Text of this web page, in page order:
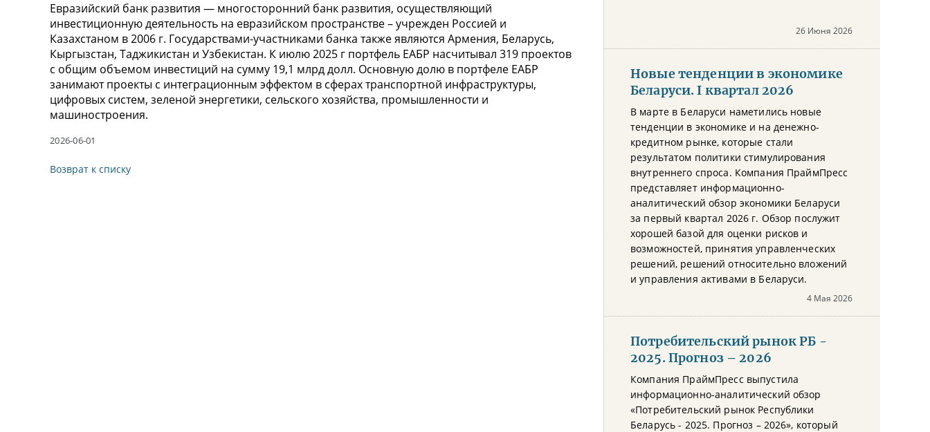
Евразийский банк развития — многосторонний банк развития, осуществляющий
инвестиционную деятельность на евразийском пространстве – учрежден Россией и
Казахстаном в 2006 г. Государствами-участниками банка также являются Армения, Беларусь,
Кыргызстан, Таджикистан и Узбекистан. К июлю 2025 г портфель ЕАБР насчитывал 319 проектов
с общим объемом инвестиций на сумму 19,1 млрд долл. Основную долю в портфеле ЕАБР
занимают проекты с интеграционным эффектом в сферах транспортной инфраструктуры,
цифровых систем, зеленой энергетики, сельского хозяйства, промышленности и
машиностроения.
2026-06-01
Возврат к списку
26 Июня 2026
Новые тенденции в экономике
Беларуси. I квартал 2026
В марте в Беларуси наметились новые
тенденции в экономике и на денежно-
кредитном рынке, которые стали
результатом политики стимулирования
внутреннего спроса. Компания ПраймПресс
представляет информационно-
аналитический обзор экономики Беларуси
за первый квартал 2026 г. Обзор послужит
хорошей базой для оценки рисков и
возможностей, принятия управленческих
решений, решений относительно вложений
и управления активами в Беларуси.
4 Мая 2026
Потребительский рынок РБ -
2025. Прогноз – 2026
Компания ПраймПресс выпустила
информационно-аналитический обзор
«Потребительский рынок Республики
Беларусь - 2025. Прогноз – 2026», который